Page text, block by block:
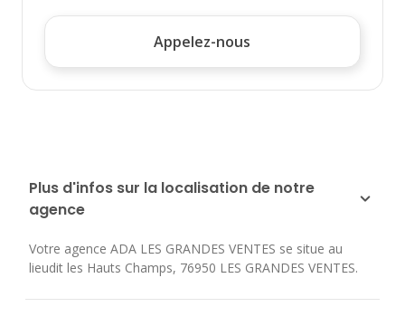
Appelez-nous
Plus d'infos sur la localisation de notre
agence
Votre agence ADA LES GRANDES VENTES se situe au
lieudit les Hauts Champs, 76950 LES GRANDES VENTES.